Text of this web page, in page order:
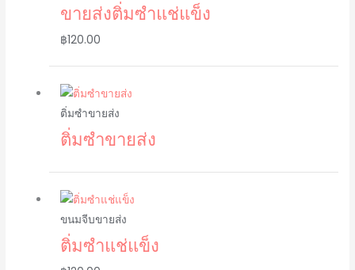
ขายส่งติ่มซำแช่แข็ง
฿120.00
ติ่มซำขายส่ง
ติ่มซำขายส่ง
ขนมจีบขายส่ง
ติ่มซำแช่แข็ง